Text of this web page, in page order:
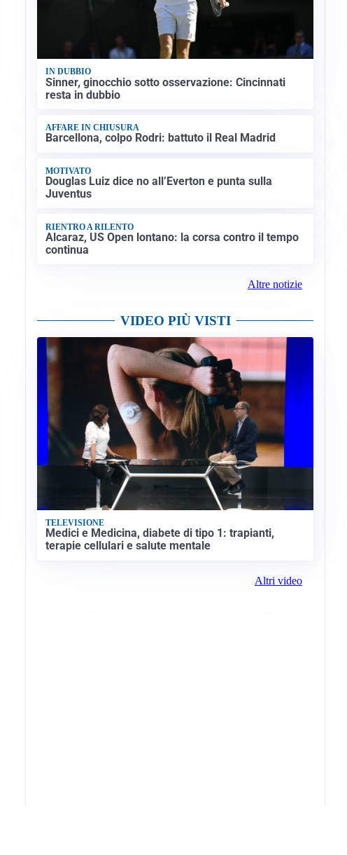
IN DUBBIO
Sinner, ginocchio sotto osservazione: Cincinnati
resta in dubbio
AFFARE IN CHIUSURA
Barcellona, colpo Rodri: battuto il Real Madrid
MOTIVATO
Douglas Luiz dice no all’Everton e punta sulla
Juventus
RIENTRO A RILENTO
Alcaraz, US Open lontano: la corsa contro il tempo
continua
Altre notizie
VIDEO PIÙ VISTI
TELEVISIONE
Medici e Medicina, diabete di tipo 1: trapianti,
terapie cellulari e salute mentale
Altri video